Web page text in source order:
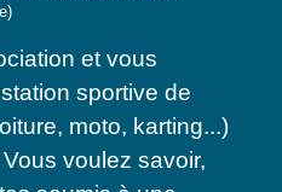
et vous
sportive de
moto, karting...)
voulez savoir,